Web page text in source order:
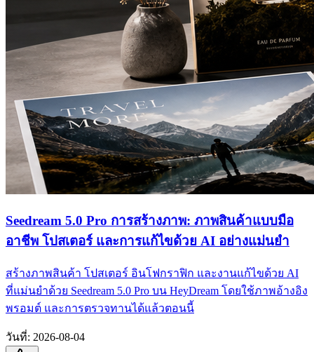
Seedream 5.0 Pro การสร้างภาพ: ภาพสินค้าแบบมือ
อาชีพ โปสเตอร์ และการแก้ไขด้วย AI อย่างแม่นยำ
สร้างภาพสินค้า โปสเตอร์ อินโฟกราฟิก และงานแก้ไขด้วย AI
ที่แม่นยำด้วย Seedream 5.0 Pro บน HeyDream โดยใช้ภาพอ้างอิง
พรอมต์ และการตรวจทานได้แล้วตอนนี้
วันที่: 2026-08-04